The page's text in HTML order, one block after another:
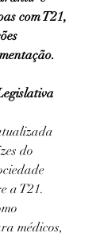
com T21,
do
a T21.
médicos,